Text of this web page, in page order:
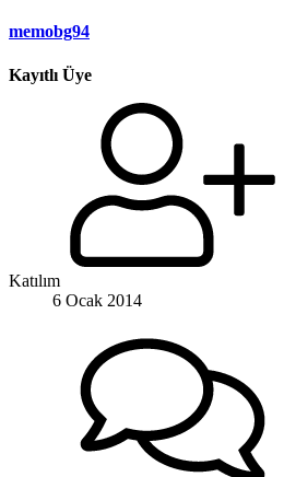
memobg94
Kayıtlı Üye
Katılım
6 Ocak 2014